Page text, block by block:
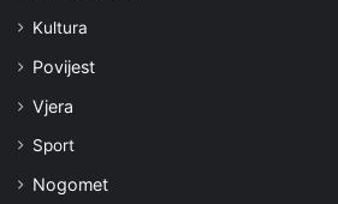
Kultura
Povijest
Vjera
Sport
Nogomet